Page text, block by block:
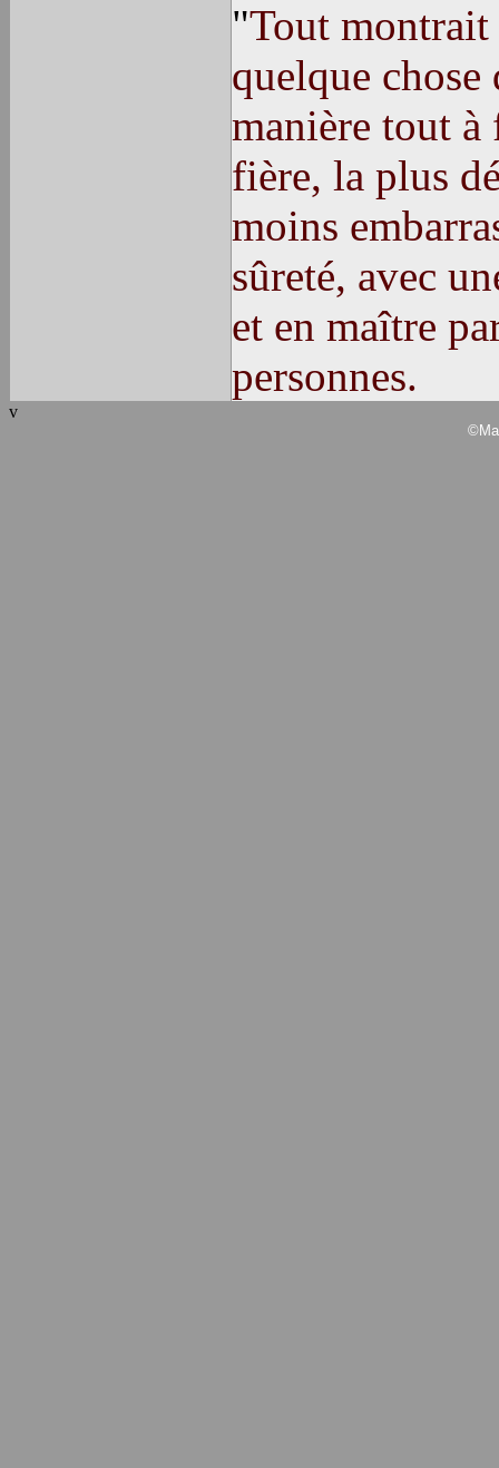
"Tout montrait
quelque
manière tout à
fière, la plus
moins
sûreté, avec
et en maître
personnes.
v